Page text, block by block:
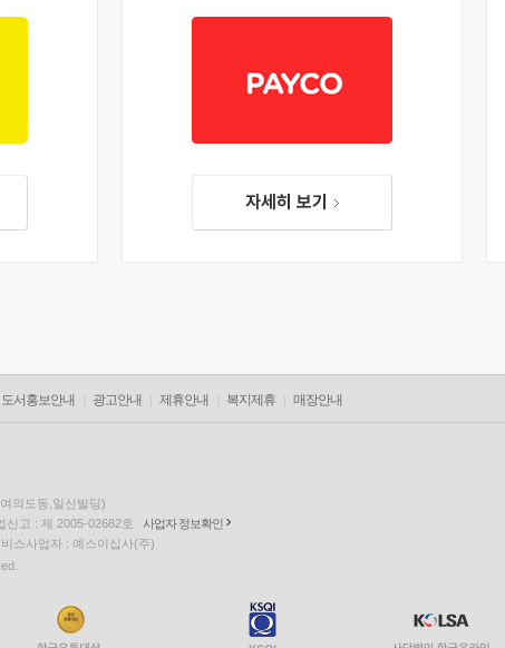
자세히 보기
도서홍보안내 광고안내 제휴안내 복지제휴 매장안내
의도동,일신빌딩)
고 : 제 2005-02682호
사업자 정보확인
스사업자 : 예스이십사(주)